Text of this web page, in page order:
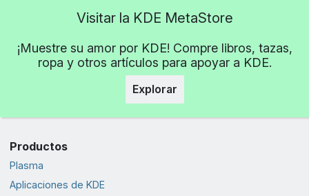
Visitar la KDE MetaStore
¡Muestre su amor por KDE! Compre libros, tazas,
ropa y otros artículos para apoyar a KDE.
Explorar
Productos
Plasma
Aplicaciones de KDE